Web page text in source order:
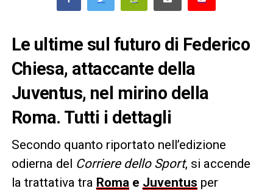
Le ultime sul futuro di Federico
Chiesa, attaccante della
Juventus, nel mirino della
Roma. Tutti i dettagli
Secondo quanto riportato nell’edizione
odierna del Corriere dello Sport, si accende
la trattativa tra Roma e Juventus per